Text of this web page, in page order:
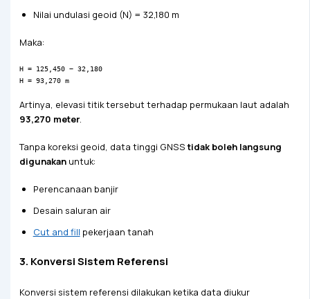
Nilai undulasi geoid (N) = 32,180 m
Maka:
H = 125,450 − 32,180
H = 93,270 m
Artinya, elevasi titik tersebut terhadap permukaan laut adalah
93,270 meter.
Tanpa koreksi geoid, data tinggi GNSStidak boleh langsung
digunakanuntuk:
Perencanaan banjir
Desain saluran air
Cut and fill pekerjaan tanah
3. Konversi Sistem Referensi
Konversi sistem referensi dilakukan ketika data diukur